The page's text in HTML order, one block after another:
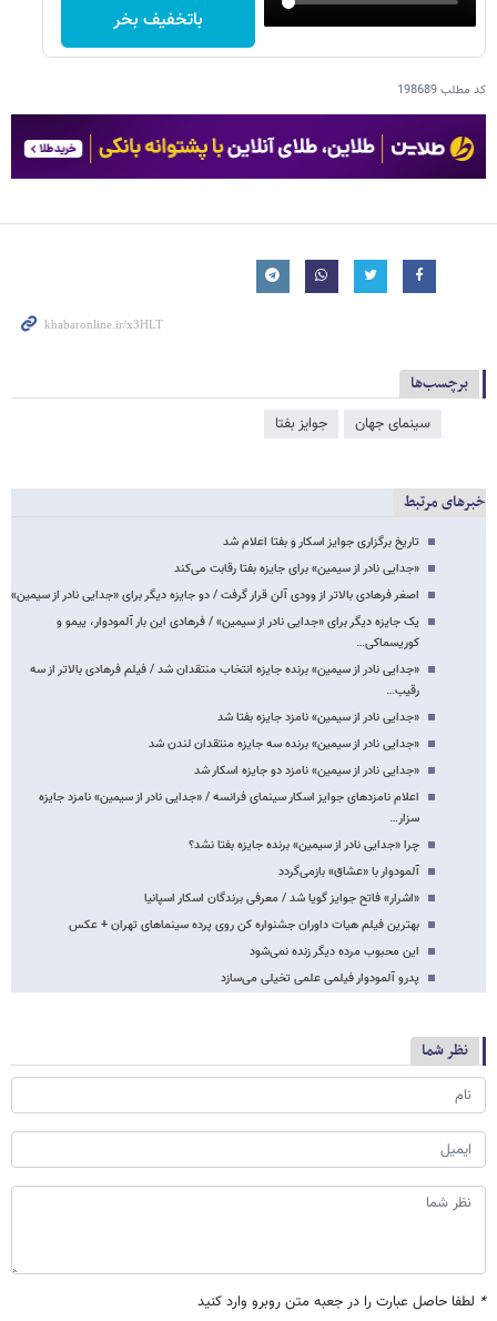
باتخفیف بخر
کد مطلب198689
برچسب‌ها
سینمای جهان جوایز بفتا
خبرهای مرتبط
تاریخ برگزاری جوایز اسکار و بفتا اعلام شد
«جدایی نادر از سیمین» برای جایزه بفتا رقابت می‌کند
اصغر فرهادی بالاتر از وودی آلن قرار گرفت / دو جایزه دیگر برای «جدایی نادر از سیمین»
یک جایزه دیگر برای «جدایی نادر از سیمین» / فرهادی این بار آلمودوار، ییمو و
کوریسماکی…
«جدایی نادر از سیمین» برنده جایزه انتخاب منتقدان شد / فیلم فرهادی بالاتر از سه
رقیب…
«جدایی نادر از سیمین» نامزد جایزه بفتا شد
«جدایی نادر از سیمین» برنده سه جایزه منتقدان لندن شد
«جدایی نادر از سیمین» نامزد دو جایزه اسکار شد
اعلام نامزدهای جوایز اسکار سینمای فرانسه / «جدایی نادر از سیمین» نامزد جایزه
سزار…
چرا «جدایی نادر از سیمین» برنده جایزه بفتا نشد؟
آلمودوار با «عشاق» بازمی‌گردد
«اشرار» فاتح جوایز گویا شد / معرفی برندگان اسکار اسپانیا
بهترین فیلم هیات داوران جشنواره کن روی پرده سینماهای تهران + عکس
این محبوب مرده دیگر زنده نمی‌شود
پدرو آلمودوار فیلمی علمی تخیلی می‌سازد
نظر شما
* لطفا حاصل عبارت را در جعبه متن روبرو وارد کنید